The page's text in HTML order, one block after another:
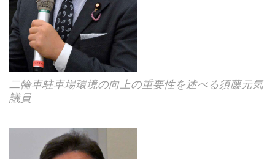
二輪車駐車場環境の向上の重要性を述べる須藤元気
議員